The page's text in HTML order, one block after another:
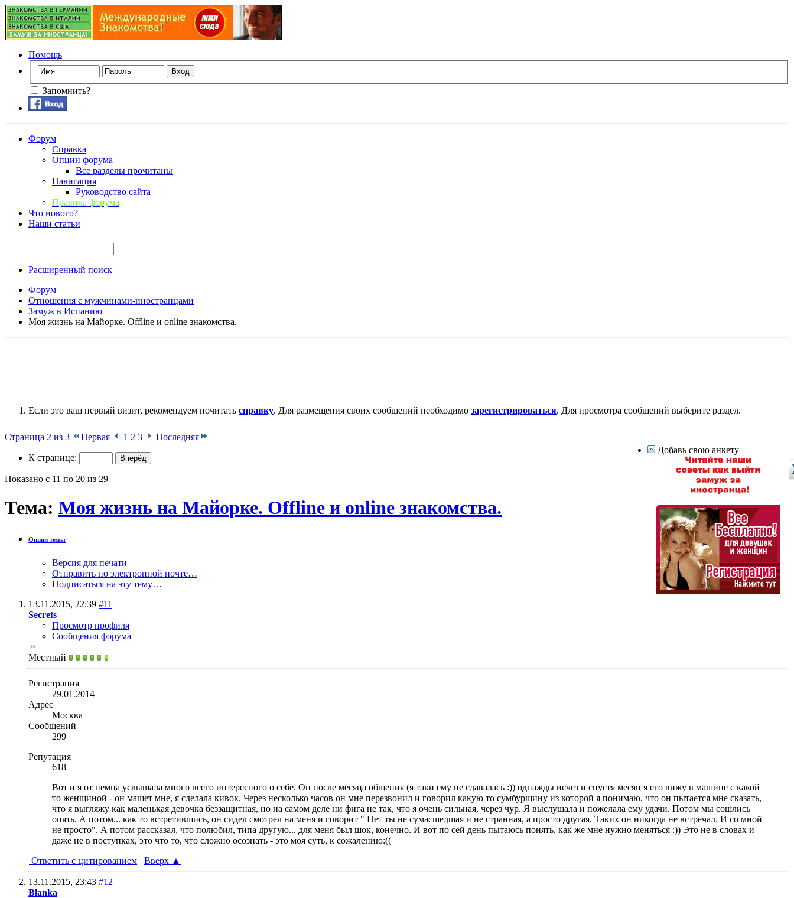
Помощь
Запомнить?
Форум
Справка
Опции форума
Все разделы прочитаны
Навигация
Руководство сайта
Правила форума
Что нового?
Наши статьи
Расширенный поиск
Форум
Отношения с мужчинами-иностранцами
Замуж в Испанию
Моя жизнь на Майорке. Offline и online знакомства.
Если это ваш первый визит, рекомендуем почитать справку. Для размещения своих сообщений необходимо зарегистрироваться. Для просмотра сообщений выберите раздел.
Страница 2 из 3 Первая 1 2 3 Последняя
К странице:
Показано с 11 по 20 из 29
Тема: Моя жизнь на Майорке. Offline и online знакомства.
Опции темы
Версия для печати
Отправить по электронной почте…
Подписаться на эту тему…
13.11.2015, 22:39 #11
Secrets
Просмотр профиля
Сообщения форума
Местный
Регистрация
29.01.2014
Адрес
Москва
Сообщений
299
Репутация
618
Вот и я от немца услышала много всего интересного о себе. Он после месяца общения (я таки ему не сдавалась :)) однажды исчез и спустя месяц я его вижу в машине с какой
то женщиной - он машет мне, я сделала кивок. Через несколько часов он мне перезвонил и говорил какую то сумбурщину из которой я понимаю, что он пытается мне сказать,
что я выгляжу как маленькая девочка беззащитная, но на самом деле ни фига не так, что я очень сильная, через чур. Я выслушала и пожелала ему удачи. Потом мы сошлись
опять. А потом... как то встретившись, он сидел смотрел на меня и говорит " Нет ты не сумасшедшая и не странная, а просто другая. Таких он никогда не встречал. И со мной
не просто". А потом рассказал, что полюбил, типа другую... для меня был шок, конечно. И вот по сей день пытаюсь понять, как же мне нужно меняться :)) Это не в словах и
даже не в поступках, это что то, что сложно осознать - это моя суть, к сожалению:((
Ответить с цитированием
Вверх ▲
13.11.2015, 23:43 #12
Blanka
Добавь свою анкету